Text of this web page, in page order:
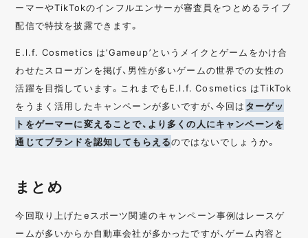
ーマーやTikTokのインフルエンサーが審査員をつとめるライブ
配信で特技を披露できます。
E.l.f. Cosmetics は’Gameup’というメイクとゲームをかけ合
わせたスローガンを掲げ、男性が多いゲームの世界での女性の
活躍を目指しています。これまでもE.l.f. Cosmetics はTikTok
をうまく活用したキャンペーンが多いですが、今回は ターゲッ
トをゲーマーに変えることで、より多くの人にキャンペーンを
通じてブランドを認知してもらえるのではないでしょうか。
まとめ
今回取り上げたeスポーツ関連のキャンペーン事例はレースゲ
ームが多いからか自動車会社が多かったですが、ゲーム内容と